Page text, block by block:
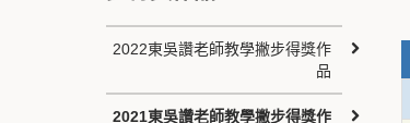
2022東吳讚老師教學撇步得獎作
品
2021東吳讚老師教學撇步得獎作